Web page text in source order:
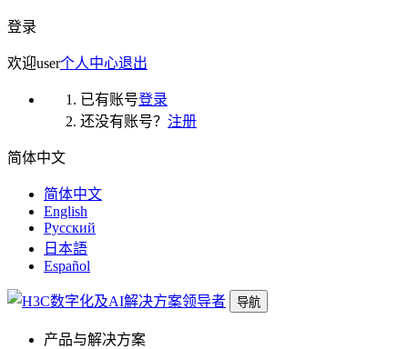
登录
欢迎user个人中心退出
已有账号登录
还没有账号？ 注册
简体中文
简体中文
English
Русский
日本語
Español
导航
产品与解决方案